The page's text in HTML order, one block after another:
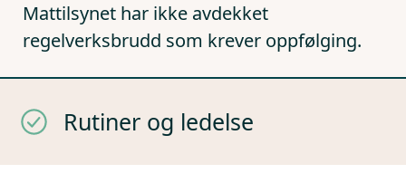
Mattilsynet har ikke avdekket
regelverksbrudd som krever oppfølging.
Rutiner og ledelse